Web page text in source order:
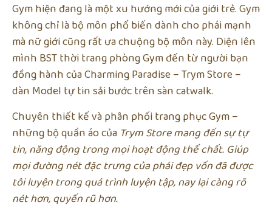
Gym hiện đang là một xu hướng mới của giới trẻ. Gym
không chỉ là bộ môn phổ biến dành cho phái mạnh
mà nữ giới cũng rất ưa chuộng bộ môn này. Diện lên
mình BST thời trang phòng Gym đến từ người bạn
đồng hành của Charming Paradise – Trym Store –
dàn Model tự tin sải bước trên sàn catwalk.
Chuyên thiết kế và phân phối trang phục Gym –
những bộ quần áo của Trym Storemang đến sự tự
tin, năng động trong mọi hoạt động thể chất. Giúp
mọi đường nét đặc trưng của phái đẹp vốn đã được
tôi luyện trong quá trình luyện tập, nay lại càng rõ
nét hơn, quyến rũ hơn.